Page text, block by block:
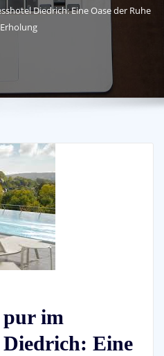
Diedrich: Eine Oase der Ruhe
pur im
Diedrich: Eine